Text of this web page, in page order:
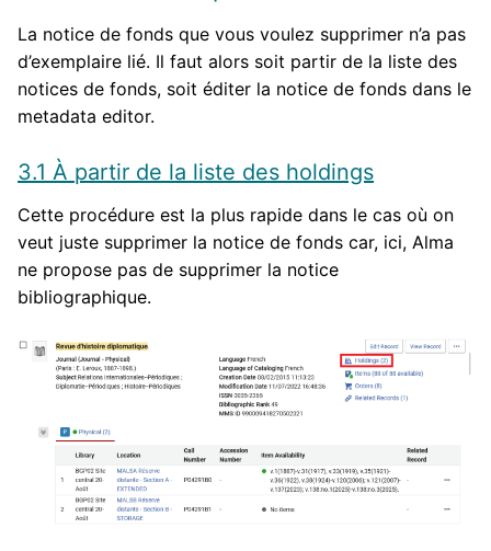
La notice de fonds que vous voulez supprimer n’a pas
d’exemplaire lié. Il faut alors soit partir de la liste des
notices de fonds, soit éditer la notice de fonds dans le
metadata editor.
3.1 À partir de la liste des holdings
Cette procédure est la plus rapide dans le cas où on
veut juste supprimer la notice de fonds car, ici, Alma
ne propose pas de supprimer la notice
bibliographique.